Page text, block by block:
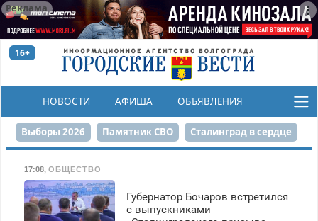
Реклама
16+
НОВОСТИ АФИША ОБЪЯВЛЕНИЯ
КОНКУРСЫ
Выборы 2026 Памятник СВО Сталинград в сердце
Реконструкция ЦПКиО На службе городу
17:08, ОБЩЕСТВО
Губернатор Бочаров встретился
с выпускниками